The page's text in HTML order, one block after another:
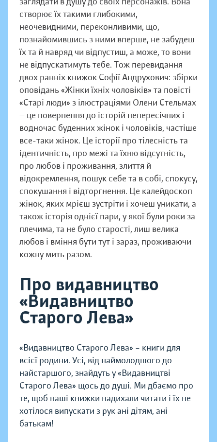
створює їх такими глибокими,
неочевидними, переконливими, що,
познайомившись з ними вперше, не забудеш
їх та й навряд чи відпустиш, а може, то вони
не відпускатимуть тебе. Тож перевидання
двох ранніх книжок Софії Андрухович: збірки
оповідань «Жінки їхніх чоловіків» та повісті
«Старі люди» з ілюстраціями Олени Стельмах
— це повернення до історій непересічних і
водночас буденних жінок і чоловіків, частіше
все-таки жінок. Це історії про тілесність та
ідентичність, про межі та їхню відсутність,
про любов і проживання, злиття й
відокремлення, пошук себе та в собі, спокусу,
спокушання і відторгнення. Це калейдоскоп
жінок, яких мрієш зустріти і хочеш уникати, а
також історія однієї пари, у якої були роки за
плечима, та не було старості, лиш велика
любов і вміння бути тут і зараз, проживаючи
кожну мить разом.
Про видавництво
«Видавництво
Старого Лева»
«Видавництво Старого Лева» – книги для
всієї родини. Усі, від наймолодшого до
найстаршого, знайдуть у «Видавництві
Старого Лева» щось до душі. Ми дбаємо про
те, щоб наші книжки надихали читати і їх не
хотілося випускати з рук ані дітям, ані
батькам!